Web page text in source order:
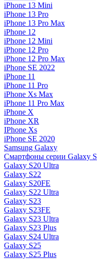
iPhone 13 Mini
iPhone 13 Pro
iPhone 13 Pro Max
iPhone 12
iPhone 12 Mini
iPhone 12 Pro
iPhone 12 Pro Max
iPhone SE 2022
iPhone 11
iPhone 11 Pro
iPhone Xs Max
iPhone 11 Pro Max
iPhone X
iPhone XR
IPhone Xs
iPhone SE 2020
Samsung Galaxy
Смартфоны серии Galaxy S
Galaxy S20 Ultra
Galaxy S22
Galaxy S20FE
Galaxy S22 Ultra
Galaxy S23
Galaxy S23FE
Galaxy S23 Ultra
Galaxy S23 Plus
Galaxy S24 Ultra
Galaxy S25
Galaxy S25 Plus